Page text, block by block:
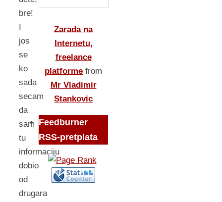
bre!
I
jos
se
ko
sada
secam
da
sam
tu
informaciju
dobio
od
drugara
Zarada na
Internetu,
freelance
platforme from
Mr Vladimir
Stankovic
Feedburner
RSS-pretplata